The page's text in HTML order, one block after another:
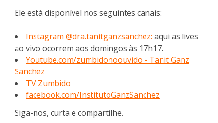
Ele está disponível nos seguintes canais:
Instagram @dra.tanitganzsanchez: aqui as lives
ao vivo ocorrem aos domingos às 17h17.
Youtube.com/zumbidonoouvido - Tanit Ganz
Sanchez
TV Zumbido
facebook.com/InstitutoGanzSanchez
Siga-nos, curta e compartilhe.